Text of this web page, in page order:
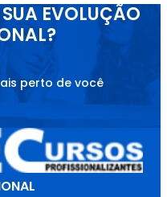
EVOLUÇÃO
perto de você